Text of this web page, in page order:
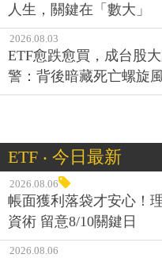
人生，關鍵在「數大」
2026.08.03
ETF愈跌愈買，成台股
警：背後暗藏死亡螺旋
ETF ‧ 今日最新
2026.08.06
帳面獲利落袋才安心！
資術 留意8/10關鍵日
2026.08.06